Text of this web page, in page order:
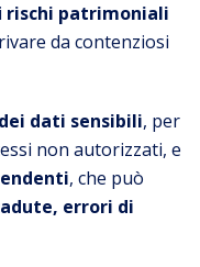
rischi patrimoniali
da contenziosi
dati sensibili, per
non autorizzati, e
, che può
errori di